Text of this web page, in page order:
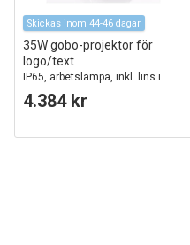
Skickas inom 44-46 dagar
35W gobo-projektor för
logo/text
IP65, arbetslampa, inkl. lins i
egen design
4.384 kr